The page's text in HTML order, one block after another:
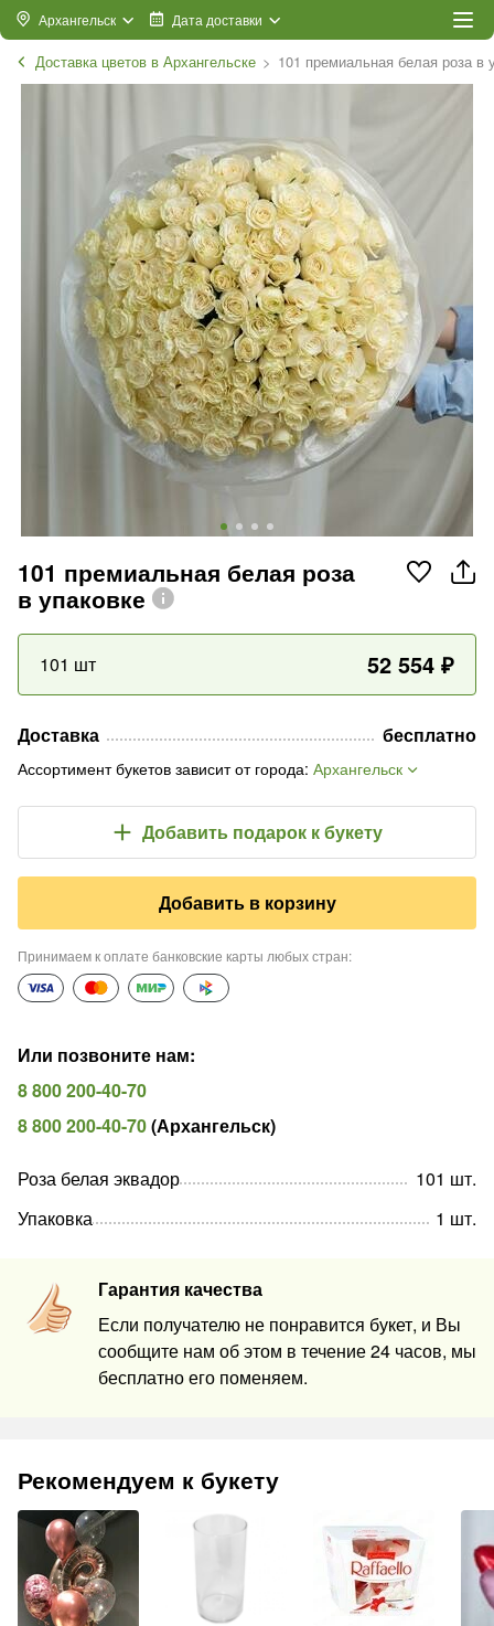
Архангельск Дата доставки
Доставка цветов в Архангельске 101 премиальная белая роза в
101 премиальная белая роза
в упаковке
101 шт 52 554 ₽
Доставка бесплатно
Ассортимент букетов зависит от города: Архангельск
Добавить подарок к букету
Добавить в корзину
Принимаем к оплате банковские карты любых стран:
Или позвоните нам:
8 800 200-40-70
8 800 200-40-70(Архангельск)
Гарантия качества
Если получателю не понравится букет, и Вы
сообщите нам об этом в течение 24 часов, мы
бесплатно его поменяем.
Роза белая эквадор 101 шт.
Упаковка
1 шт.
Рекомендуем к букету